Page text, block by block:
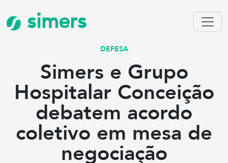
simers
DEFESA
Simers e Grupo
Hospitalar Conceição
debatem acordo
coletivo em mesa de
negociação